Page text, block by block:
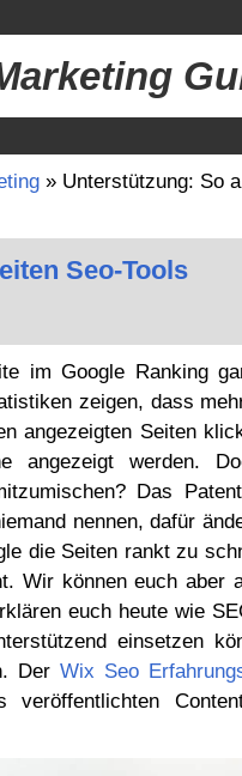
» Unterstützung: So
Seo-Tools
im Google Ranking
zeigen, dass
angezeigten Seiten
angezeigt werden.
Das
nennen, dafür
die Seiten rankt zu
Wir können euch aber
euch heute wie
einsetzen
Der Wix Seo